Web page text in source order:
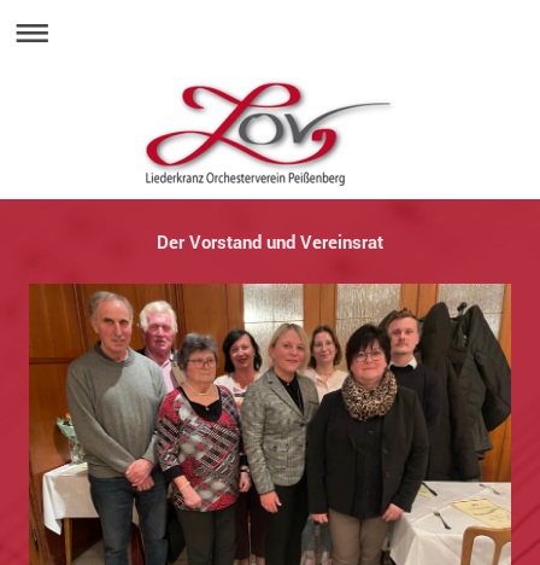
Der Vorstand und Vereinsrat